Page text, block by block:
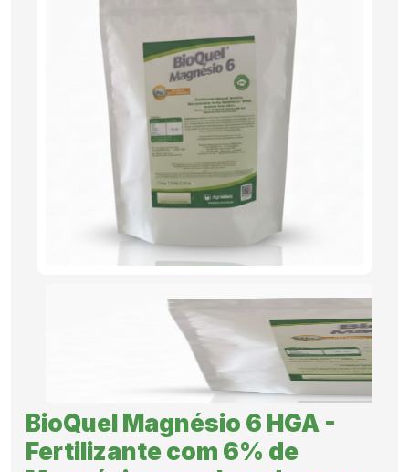
REPRESENTANTE
DO CAMPO
BioQuel Magnésio 6 HGA -
Fertilizante com 6% de